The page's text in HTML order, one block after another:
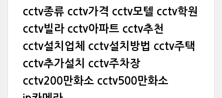
cctv종류 cctv가격 cctv모텔 cctv학원
cctv빌라 cctv아파트 cctv추천
cctv설치업체 cctv설치방법 cctv주택
cctv추가설치 cctv주차장
cctv200만화소 cctv500만화소